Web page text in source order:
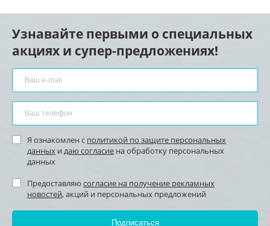
Узнавайте первыми о специальных
акциях и супер-предложениях!
Я ознакомлен с политикой по защите персональных
данных и даю согласие на обработку персональных
данных
Предоставляю согласие на получение рекламных
новостей, акций и персональных предложений